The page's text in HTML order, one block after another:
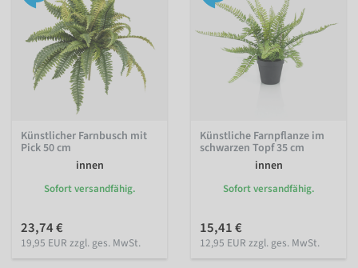
Künstlicher Farnbusch mit
Pick 50 cm
innen
Sofort versandfähig.
23,74 €
19,95 EUR zzgl. ges. MwSt.
Künstliche Farnpflanze im
schwarzen Topf 35 cm
innen
Sofort versandfähig.
15,41 €
12,95 EUR zzgl. ges. MwSt.